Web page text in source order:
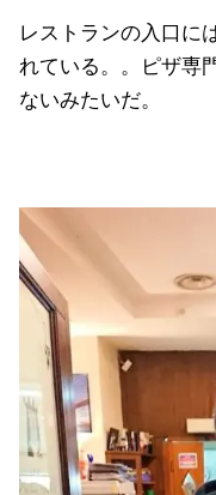
レストランの入口に
れている。。ピザ専
ないみたいだ。